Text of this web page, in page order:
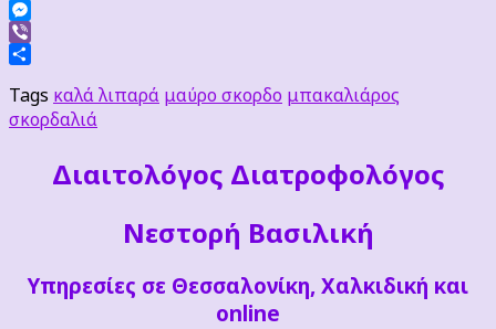
Facebook
Messenger
Viber
Tags καλά λιπαρά μαύρο σκορδο μπακαλιάρος
σκορδαλιά
Διαιτoλόγος Διατροφολόγος
Νεστορή Βασιλική
Υπηρεσίες σε Θεσσαλονίκη, Χαλκιδική και
online